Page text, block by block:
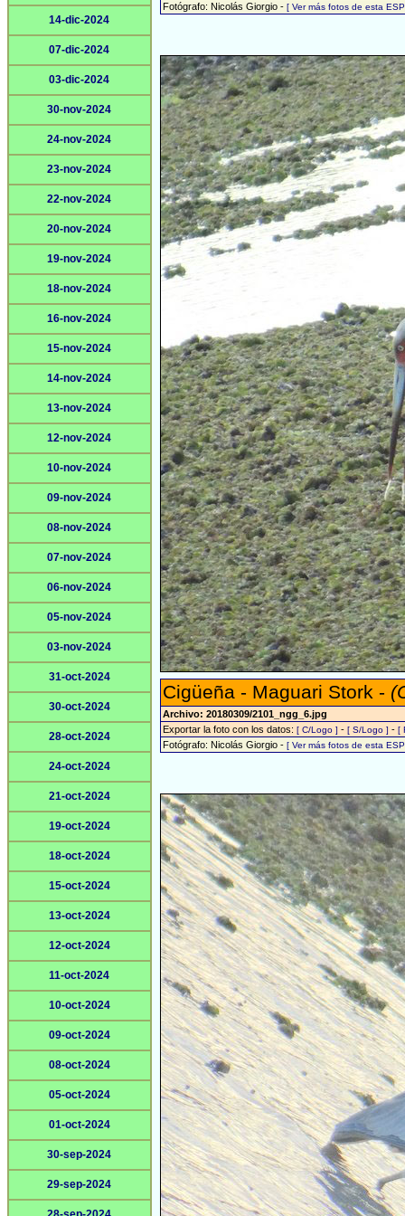
14-dic-2024
07-dic-2024
03-dic-2024
30-nov-2024
24-nov-2024
23-nov-2024
22-nov-2024
20-nov-2024
19-nov-2024
18-nov-2024
16-nov-2024
15-nov-2024
14-nov-2024
13-nov-2024
12-nov-2024
10-nov-2024
09-nov-2024
08-nov-2024
07-nov-2024
06-nov-2024
05-nov-2024
03-nov-2024
31-oct-2024
30-oct-2024
28-oct-2024
24-oct-2024
21-oct-2024
19-oct-2024
18-oct-2024
15-oct-2024
13-oct-2024
12-oct-2024
11-oct-2024
10-oct-2024
09-oct-2024
08-oct-2024
05-oct-2024
01-oct-2024
30-sep-2024
29-sep-2024
Fotógrafo: Nicolás Giorgio - [ Ver más fotos de esta
Cigüeña - Maguari Stork -
Archivo: 20180309/2101_ngg_6.jpg
Exportar la foto con los datos: [ C/Logo ] - [ S/Logo ] - [
Fotógrafo: Nicolás Giorgio - [ Ver más fotos de esta